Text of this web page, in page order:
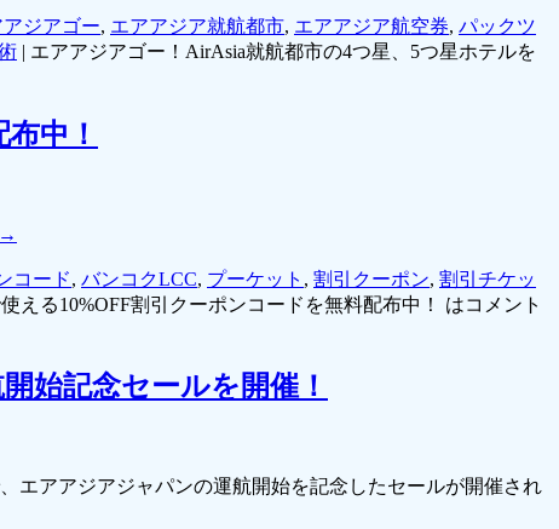
アジアゴー, エアアジア就航都市, エアアジア航空券, パックツ
| エアアジアゴー！AirAsia就航都市の4つ星、5つ星ホテルを
中！
→
コード, バンコクLCC, プーケット , 割引クーポン, 割引チケッ
える10%OFF割引クーポンコードを無料配布中！ はコメント
始記念セールを開催！
エアアジアジャパンの運航開始を記念したセールが開催され